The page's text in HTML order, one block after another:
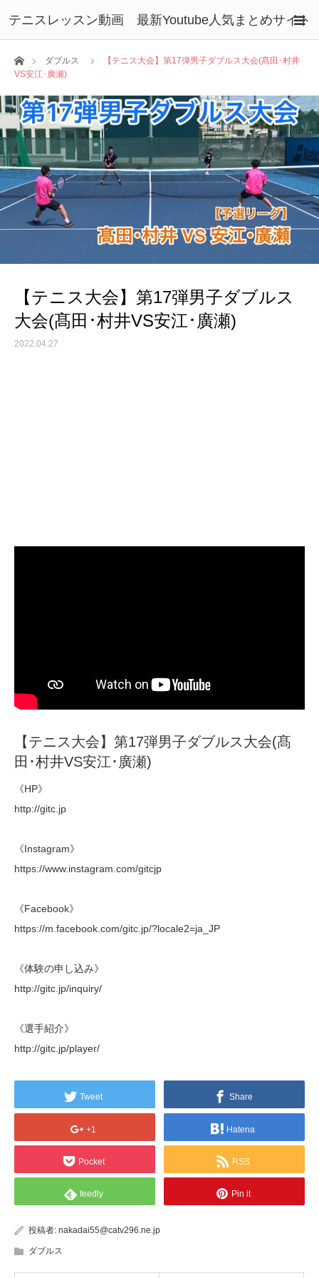
テニスレッスン動画 最新Youtube人気まとめサイト
ホームダブルス
【テニス大会】第17弾男子ダブルス大会(髙田･村井
VS安江･廣瀬)
【テニス大会】第17弾男子ダブルス
大会(髙田･村井VS安江･廣瀬)
2022.04.27
【テニス大会】第17弾男子ダブルス大会(髙
田･村井VS安江･廣瀬)
《HP》
http://gitc.jp
《Instagram》
https://www.instagram.com/gitcjp
《Facebook》
https://m.facebook.com/gitc.jp/?locale2=ja_JP
《体験の申し込み》
http://gitc.jp/inquiry/
《選手紹介》
http://gitc.jp/player/
Tweet Share
+1 Hatena
Pocket RSS
feedly Pin it
投稿者: nakadai55@catv296.ne.jp
ダブルス